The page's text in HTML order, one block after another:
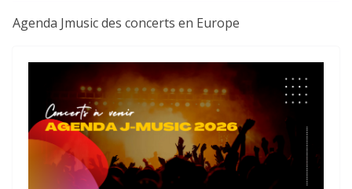
Agenda Jmusic des concerts en Europe